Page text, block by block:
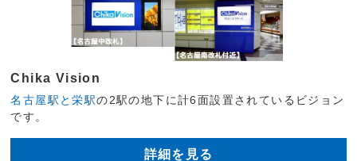
Chika Vision
名古屋駅と栄駅の2駅の地下に計6面設置されているビジョン
です。
詳細を見る